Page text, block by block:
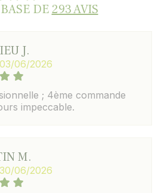
DE293 AVIS
J.
06/2026
; 4ème commande
impeccable.
M.
06/2026